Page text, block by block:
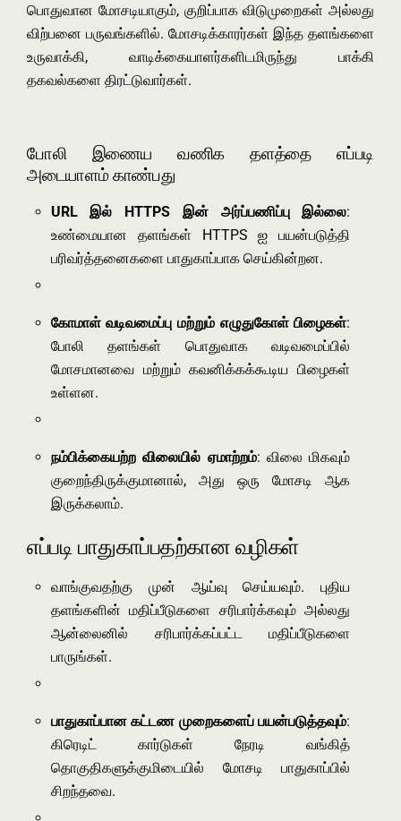
பொதுவான மோசடியாகும், குறிப்பாக விடுமுறைகள் அல்லது
விற்பனை பருவங்களில். மோசடிக்காரர்கள் இந்த தளங்களை
உருவாக்கி, வாடிக்கையாளர்களிடமிருந்து பாக்கி
தகவல்களை திரட்டுவார்கள்.
போலி இணைய வணிக தளத்தை எப்படி
அடையாளம் காண்பது
URL இல் HTTPS இன் அர்ப்பணிப்பு இல்லை:
உண்மையான தளங்கள் HTTPS ஐ பயன்படுத்தி
பரிவர்த்தனைகளை பாதுகாப்பாக செய்கின்றன.
கோமாள் வடிவமைப்பு மற்றும் எழுதுகோள் பிழைகள்:
போலி தளங்கள் பொதுவாக வடிவமைப்பில்
மோசமானவை மற்றும் கவனிக்கக்கூடிய பிழைகள்
உள்ளன.
நம்பிக்கையற்ற விலையில் ஏமாற்றம்: விலை மிகவும்
குறைந்திருக்குமானால், அது ஒரு மோசடி ஆக
இருக்கலாம்.
எப்படி பாதுகாப்பதற்கான வழிகள்
வாங்குவதற்கு முன் ஆய்வு செய்யவும். புதிய
தளங்களின் மதிப்பீடுகளை சரிபார்க்கவும் அல்லது
ஆன்லைனில் சரிபார்க்கப்பட்ட மதிப்பீடுகளை
பாருங்கள்.
பாதுகாப்பான கட்டண முறைகளைப் பயன்படுத்தவும்:
கிரெடிட் கார்டுகள் நேரடி வங்கித்
தொகுதிகளுக்குமிடையில் மோசடி பாதுகாப்பில்
சிறந்தவை.